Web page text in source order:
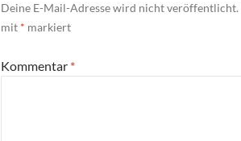
Deine E-Mail-Adresse wird nicht veröffentlicht.
mit * markiert
Kommentar *